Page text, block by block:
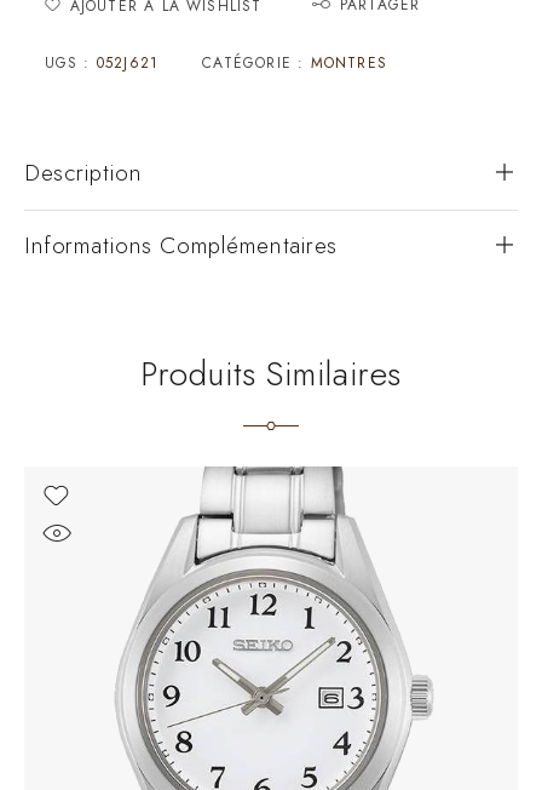
AJOUTER À LA WISHLIST PARTAGER
UGS : 052J621 CATÉGORIE : MONTRES
Description
Informations Complémentaires
Produits Similaires